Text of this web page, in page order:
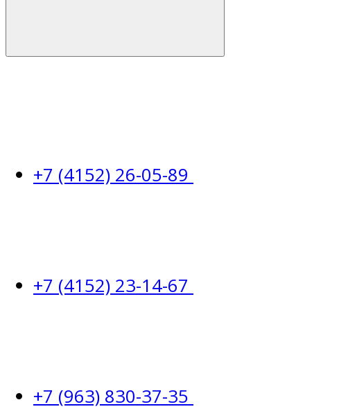
+7 (4152) 26-05-89
+7 (4152) 23-14-67
+7 (963) 830-37-35